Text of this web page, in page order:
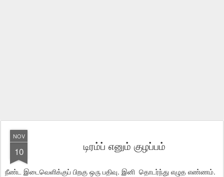
NOV
10 டிரம்ப் எனும் குழப்பம்
நீண்ட இடைவெளிக்குப் பிறகு ஒரு பதிவு. இனி தொடர்ந்து எழுத எண்ணம்.